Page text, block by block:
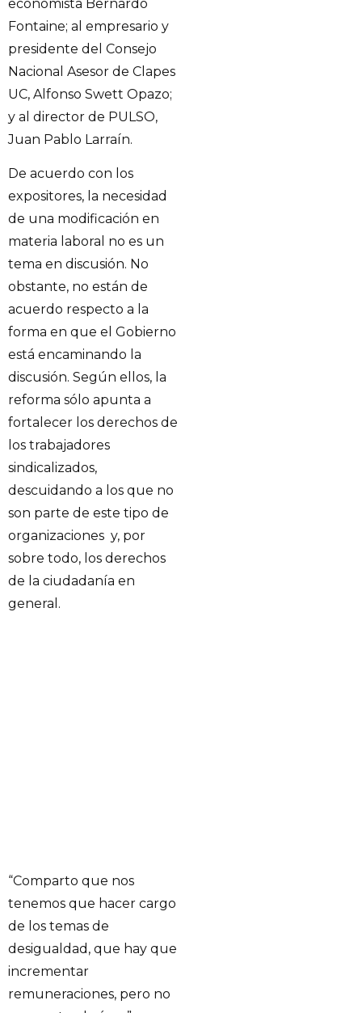
economista Bernardo
Fontaine; al empresario y
presidente del Consejo
Nacional Asesor de Clapes
UC, Alfonso Swett Opazo;
y al director de PULSO,
Juan Pablo Larraín.
De acuerdo con los
expositores, la necesidad
de una modificación en
materia laboral no es un
tema en discusión. No
obstante, no están de
acuerdo respecto a la
forma en que el Gobierno
está encaminando la
discusión. Según ellos, la
reforma sólo apunta a
fortalecer los derechos de
los trabajadores
sindicalizados,
descuidando a los que no
son parte de este tipo de
organizaciones y, por
sobre todo, los derechos
de la ciudadanía en
general.
“Comparto que nos
tenemos que hacer cargo
de los temas de
desigualdad, que hay que
incrementar
remuneraciones, pero no